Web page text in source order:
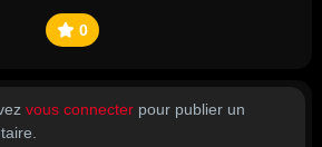
0
vous connecterpour publier un